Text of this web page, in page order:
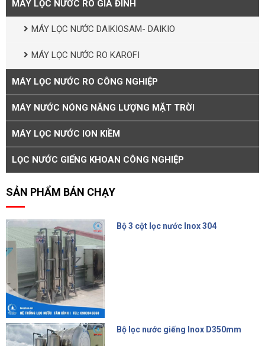
MÁY LỌC NƯỚC RO GIA ĐÌNH
MÁY LỌC NƯỚC DAIKIOSAM- DAIKIO
MÁY LỌC NƯỚC RO KAROFI
MÁY LỌC NƯỚC RO CÔNG NGHIỆP
MÁY NƯỚC NÓNG NĂNG LƯỢNG MẶT TRỜI
MÁY LỌC NƯỚC ION KIỀM
LỌC NƯỚC GIẾNG KHOAN CÔNG NGHIỆP
SẢN PHẨM BÁN CHẠY
Bộ 3 cột lọc nước Inox 304
Bộ lọc nước giếng Inox D350mm